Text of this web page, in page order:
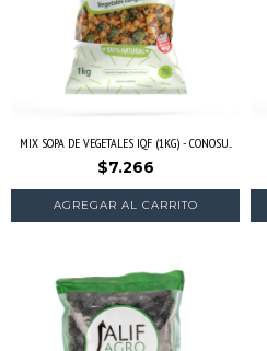
MIX SOPA DE VEGETALES IQF (1KG) - CONOSU...
$7.266